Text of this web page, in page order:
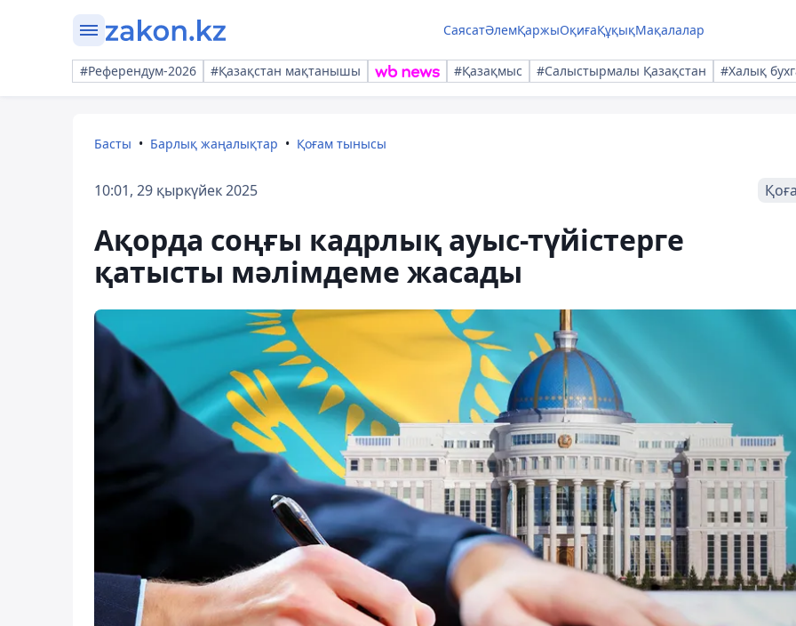
СаясатӘлемҚаржыОқиғаҚұқықМақалалар
#Референдум-2026 #Қазақстан мақтанышы #Қазақмыс #Салыстырмалы Қазақстан #Халық
Басты Барлық жаңалықтар Қоғам тынысы
10:01, 29 қыркүйек 2025
Ақорда соңғы кадрлық ауыс-түйістерге
қатысты мәлімдеме жасады